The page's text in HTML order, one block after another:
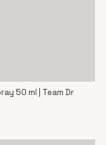
50 ml | Team Dr